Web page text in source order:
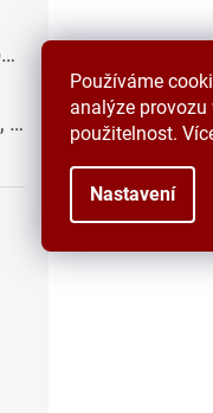
Používáme
analýze
použitelnost.
Nastavení
Pilot B2P Ecoball - Kuličkové pero
Pilot, popisovač na bílé tabule, seříznutý hrot, V-Board Master Chisel